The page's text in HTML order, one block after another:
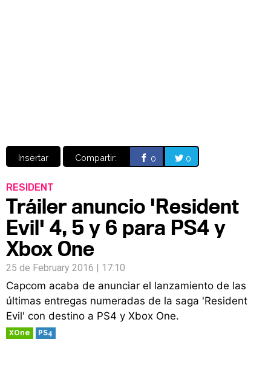
Insertar Compartir: 0 0
RESIDENT
Tráiler anuncio 'Resident
Evil' 4, 5 y 6 para PS4 y
Xbox One
25 de February 2016 | 17:10
Capcom acaba de anunciar el lanzamiento de las
últimas entregas numeradas de la saga 'Resident
Evil' con destino a PS4 y Xbox One.
XOne PS4